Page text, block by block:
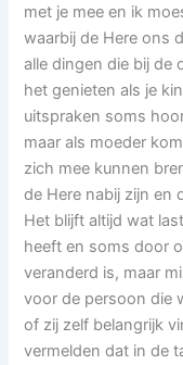
met je mee en ik
waarbij de Here ons
alle dingen die bij de
het genieten als je
uitspraken soms
maar als moeder
zich mee kunnen
de Here nabij zijn en
Het blijft altijd wat
heeft en soms door
veranderd is, maar
voor de persoon die
of zij zelf belangrijk
vermelden dat in de